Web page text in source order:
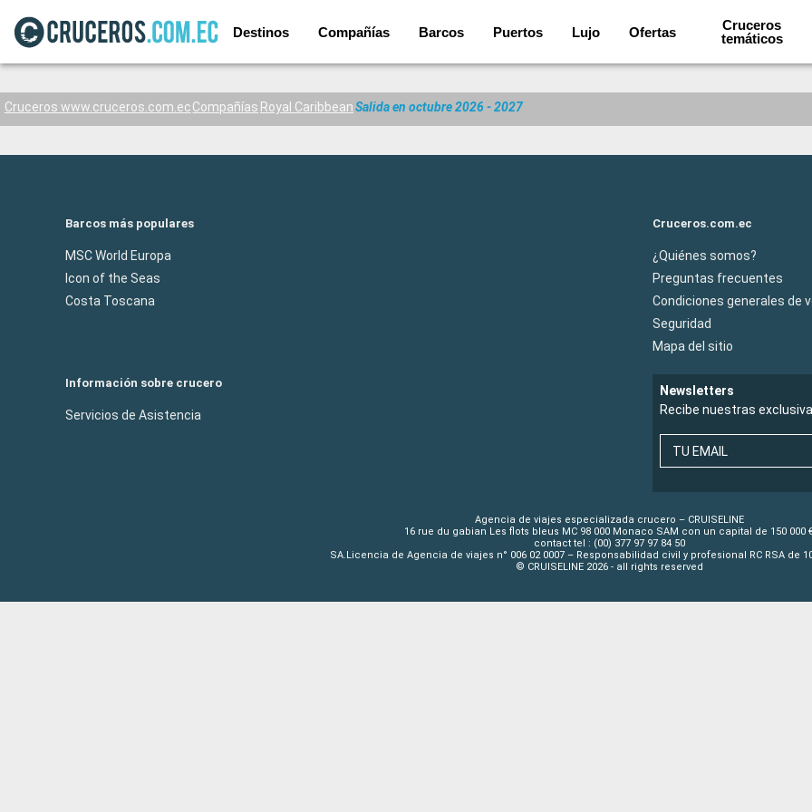
Destinos Compañías Barcos Puertos Lujo Ofertas
Cruceros
temáticos
Cruceros www.cruceros.com.ecCompañías Royal CaribbeanSalida en octubre 2026 - 2027
Barcos más populares
MSC World Europa
Icon of the Seas
Costa Toscana
Cruceros.com.ec
¿Quiénes somos?
Preguntas frecuentes
Condiciones generales de
Seguridad
Mapa del sitio
Información sobre crucero
Servicios de Asistencia
Newsletters
Recibe nuestras
TU EMAIL
Agencia de viajes especializada crucero – CRUISELINE
16 rue du gabian Les flots bleus MC 98 000 Monaco SAM con un capital de 150 000 €
contact tel : (00) 377 97 97 84 50
SA.Licencia de Agencia de viajes n° 006 02 0007 – Responsabilidad civil y profesional RC RSA de 10
© CRUISELINE 2026 - all rights reserved